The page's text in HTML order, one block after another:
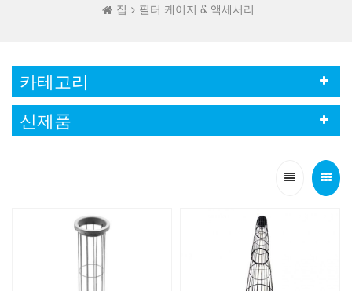
집 필터 케이지 & 액세서리
카테고리
신제품